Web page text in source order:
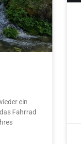
ein
Fahrrad